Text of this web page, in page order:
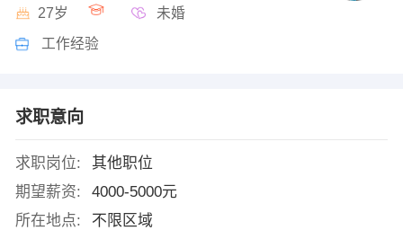
27岁 未婚
工作经验
求职意向
求职岗位:
其他职位
期望薪资:
4000-5000元
所在地点:
不限区域